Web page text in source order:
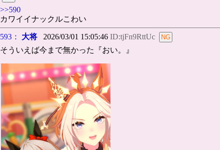
>>590
カワイイナックルこわい
593： 大将 2026/03/01 15:05:46 ID:tjFn9RttUc
そういえば今まで無かった『おい。』